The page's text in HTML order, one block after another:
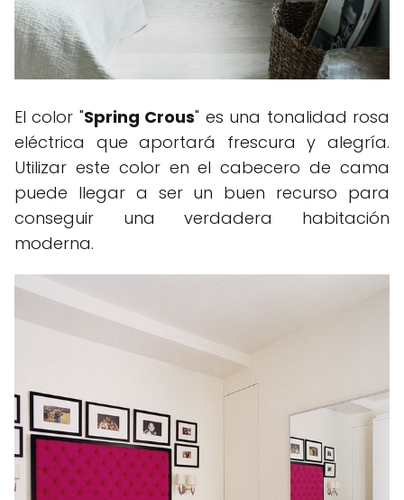
El color "Spring Crous" es una tonalidad rosa
eléctrica que aportará frescura y alegría.
Utilizar este color en el cabecero de cama
puede llegar a ser un buen recurso para
conseguir una verdadera habitación
moderna.